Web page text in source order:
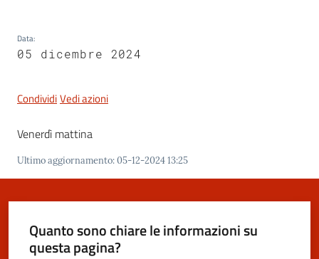
Vivere
San
sul
Tutti
argomenti...
Data:
05 dicembre 2024
CondividiVedi azioni
Venerdì mattina
Ultimo aggiornamento:05-12-2024 13:25
Quanto sono chiare le informazioni su
questa pagina?